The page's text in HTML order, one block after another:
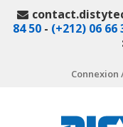
84 50 - (+212) 06 66
Connexion